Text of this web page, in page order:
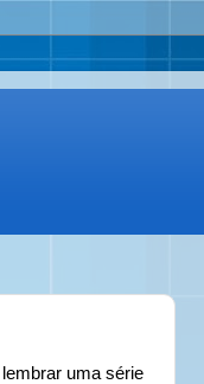
uma série